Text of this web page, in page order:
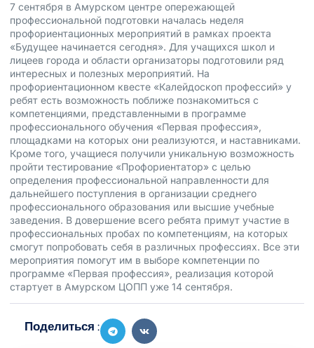
7 сентября в Амурском центре опережающей
профессиональной подготовки началась неделя
профориентационных мероприятий в рамках проекта
«Будущее начинается сегодня». Для учащихся школ и
лицеев города и области организаторы подготовили ряд
интересных и полезных мероприятий. На
профориентационном квесте «Калейдоскоп профессий» у
ребят есть возможность поближе познакомиться с
компетенциями, представленными в программе
профессионального обучения «Первая профессия»,
площадками на которых они реализуются, и наставниками.
Кроме того, учащиеся получили уникальную возможность
пройти тестирование «Профориентатор» с целью
определения профессиональной направленности для
дальнейшего поступления в организации среднего
профессионального образования или высшие учебные
заведения. В довершение всего ребята примут участие в
профессиональных пробах по компетенциям, на которых
смогут попробовать себя в различных профессиях. Все эти
мероприятия помогут им в выборе компетенции по
программе «Первая профессия», реализация которой
стартует в Амурском ЦОПП уже 14 сентября.
Поделиться :